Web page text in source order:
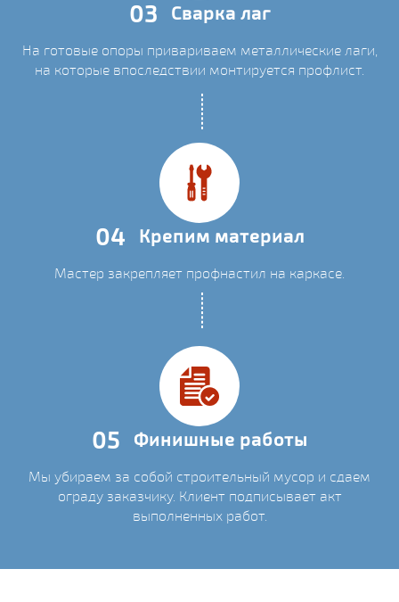
03 Сварка лаг
На готовые опоры привариваем металлические лаги,
на которые впоследствии монтируется профлист.
04 Крепим материал
Мастер закрепляет профнастил на каркасе.
05 Финишные работы
Мы убираем за собой строительный мусор и сдаем
ограду заказчику. Клиент подписывает акт
выполненных работ.